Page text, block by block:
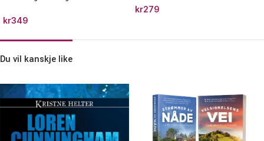
kr349
kr279
Du vil kanskje like